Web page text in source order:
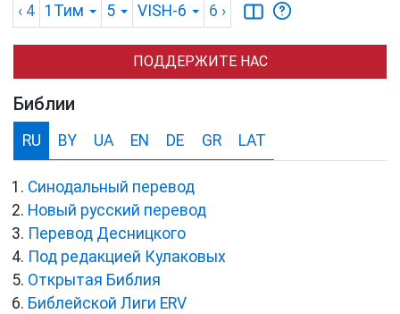
‹ 4 1Тим 5 VISH-6 6 ›
ПОДДЕРЖИТЕ НАС
Библии
RU BY UA EN DE GR LAT
Синодальный перевод
Новый русский перевод
Перевод Десницкого
Под редакцией Кулаковых
Открытая Библия
Библейской Лиги ERV